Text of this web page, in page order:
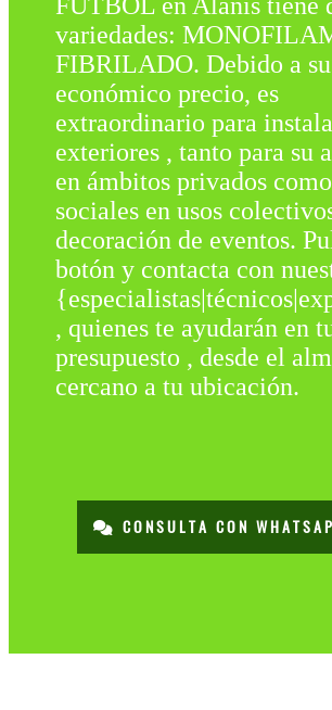
FÚTBOL en Alanis tiene
variedades:
FIBRILADO. Debido a su
económico precio, es
extraordinario para
exteriores , tanto para su
en ámbitos privados
sociales en usos
decoración de eventos.
botón y contacta con
, quienes te ayudarán en
presupuesto , desde el
cercano a tu ubicación.
CONSULTA CON